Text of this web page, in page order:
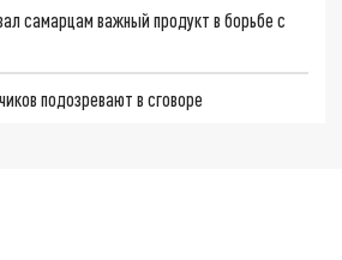
самарцам важный продукт в борьбе с
подозревают в сговоре